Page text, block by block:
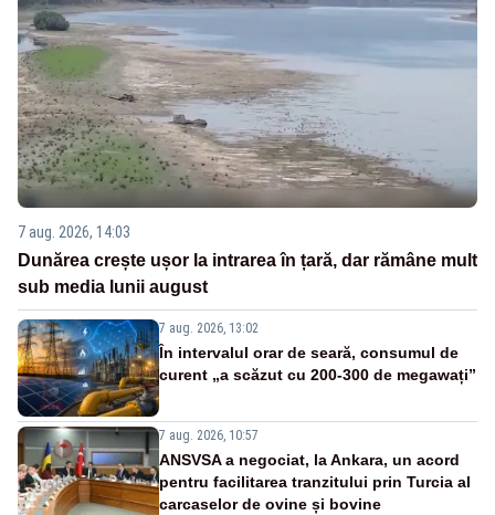
7 aug. 2026, 14:03
Dunărea crește ușor la intrarea în țară, dar rămâne mult
sub media lunii august
7 aug. 2026, 13:02
În intervalul orar de seară, consumul de
curent „a scăzut cu 200-300 de megawați”
7 aug. 2026, 10:57
ANSVSA a negociat, la Ankara, un acord
pentru facilitarea tranzitului prin Turcia al
carcaselor de ovine și bovine